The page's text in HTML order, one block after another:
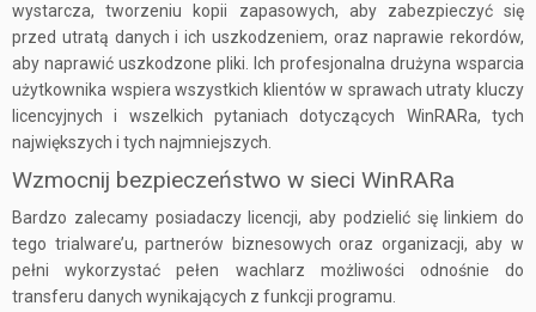
wystarcza, tworzeniu kopii zapasowych, aby zabezpieczyć się
przed utratą danych i ich uszkodzeniem, oraz naprawie rekordów,
aby naprawić uszkodzone pliki. Ich profesjonalna drużyna wsparcia
użytkownika wspiera wszystkich klientów w sprawach utraty kluczy
licencyjnych i wszelkich pytaniach dotyczących WinRARa, tych
największych i tych najmniejszych.
Wzmocnij bezpieczeństwo w sieci WinRARa
Bardzo zalecamy posiadaczy licencji, aby podzielić się linkiem do
tego trialware’u, partnerów biznesowych oraz organizacji, aby w
pełni wykorzystać pełen wachlarz możliwości odnośnie do
transferu danych wynikających z funkcji programu.